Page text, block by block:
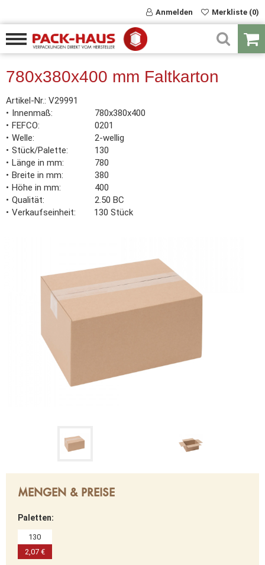
Anmelden Merkliste (0)
780x380x400 mm Faltkarton
Artikel-Nr.: V29991
Innenmaß
780x380x400
FEFCO
0201
Welle
2-wellig
Stück/Palette
130
Länge in mm
780
Breite in mm
380
Höhe in mm
400
Qualität
2.50 BC
Verkaufseinheit
130 Stück
MENGEN & PREISE
Paletten:
130
2,07 €